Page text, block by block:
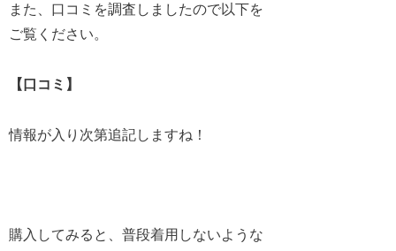
また、口コミを調査しましたので以下を
ご覧ください。
【口コミ】
情報が入り次第追記しますね！
購入してみると、普段着用しないような